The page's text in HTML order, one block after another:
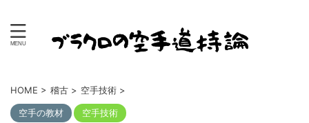
HOME > 稽古 > 空手技術 >
空手の教材 空手技術